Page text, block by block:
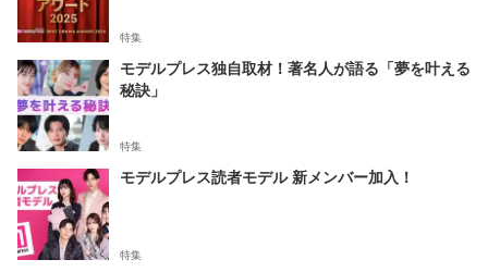
特集
モデルプレス独自取材！著名人が語る「夢を叶える
秘訣」
特集
モデルプレス読者モデル 新メンバー加入！
特集